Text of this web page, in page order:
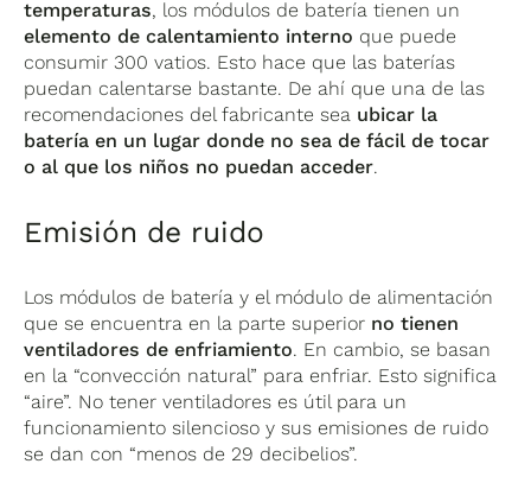
temperaturas, los módulos de batería tienen un
elemento de calentamiento interno que puede
consumir 300 vatios. Esto hace que las baterías
puedan calentarse bastante. De ahí que una de las
recomendaciones del fabricante sea ubicar la
batería en un lugar donde no sea de fácil de tocar
o al que los niños no puedan acceder.
Emisión de ruido
Los módulos de batería y el módulo de alimentación
que se encuentra en la parte superior no tienen
ventiladores de enfriamiento. En cambio, se basan
en la “convección natural” para enfriar. Esto significa
“aire”. No tener ventiladores es útil para un
funcionamiento silencioso y sus emisiones de ruido
se dan con “menos de 29 decibelios”.